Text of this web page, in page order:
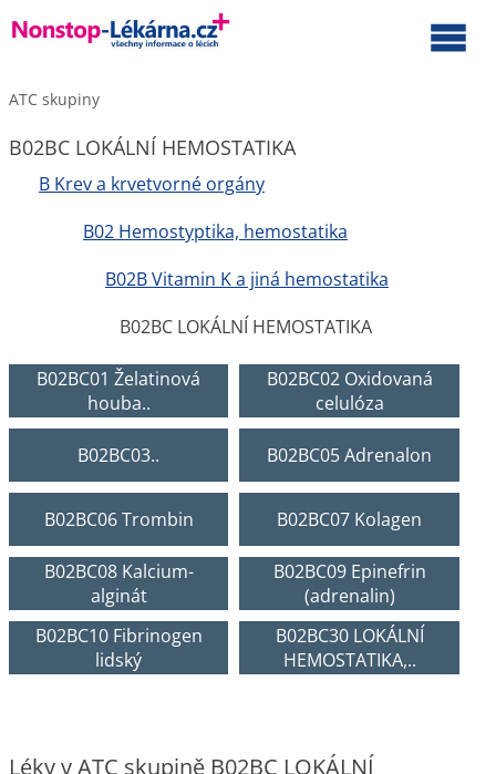
ATC skupiny
B02BC LOKÁLNÍ HEMOSTATIKA
B Krev a krvetvorné orgány
B02 Hemostyptika, hemostatika
B02B Vitamin K a jiná hemostatika
B02BC LOKÁLNÍ HEMOSTATIKA
B02BC01 Želatinová
houba..
B02BC02 Oxidovaná
celulóza
B02BC03.. B02BC05 Adrenalon
B02BC06 Trombin B02BC07 Kolagen
B02BC08 Kalcium-
alginát
B02BC09 Epinefrin
(adrenalin)
B02BC10 Fibrinogen
lidský
B02BC30 LOKÁLNÍ
HEMOSTATIKA,..
Léky v ATC skupině B02BC LOKÁLNÍ